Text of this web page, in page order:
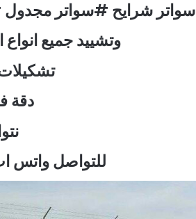
#سواتر شرايح #سواتر
وتشييد جميع
دقة
للتواصل واتس اب